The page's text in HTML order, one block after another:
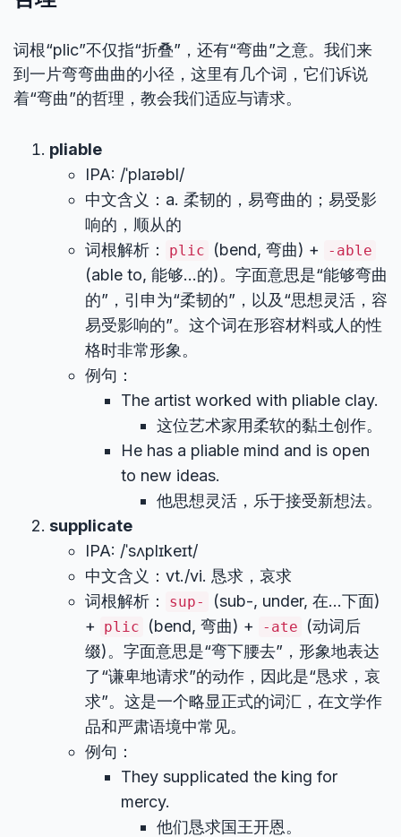
词根“plic”不仅指“折叠”，还有“弯曲”之意。我们来
到一片弯弯曲曲的小径，这里有几个词，它们诉说
着“弯曲”的哲理，教会我们适应与请求。
pliable
IPA: /ˈplaɪəbl/
中文含义：a. 柔韧的，易弯曲的；易受影
响的，顺从的
词根解析：
plic (bend, 弯曲) + -able
(able to, 能够…的)。字面意思是“能够弯曲
的”，引申为“柔韧的”，以及“思想灵活，容
易受影响的”。这个词在形容材料或人的性
格时非常形象。
例句：
The artist worked with pliable clay.
这位艺术家用柔软的黏土创作。
He has a pliable mind and is open
to new ideas.
他思想灵活，乐于接受新想法。
supplicate
IPA: /ˈsʌplɪkeɪt/
中文含义：vt./vi. 恳求，哀求
词根解析：
sup-
(sub-, under, 在…下面)
+
plic (bend, 弯曲) + -ate
(动词后
缀)。字面意思是“弯下腰去”，形象地表达
了“谦卑地请求”的动作，因此是“恳求，哀
求”。这是一个略显正式的词汇，在文学作
品和严肃语境中常见。
例句：
They supplicated the king for
mercy.
他们恳求国王开恩。